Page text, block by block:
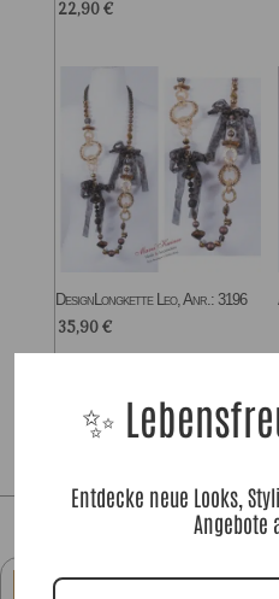
22,90€
DesignLongkette Leo, Anr.: 3196
35,90€
✨
Entdecke neue Looks,
Angebote